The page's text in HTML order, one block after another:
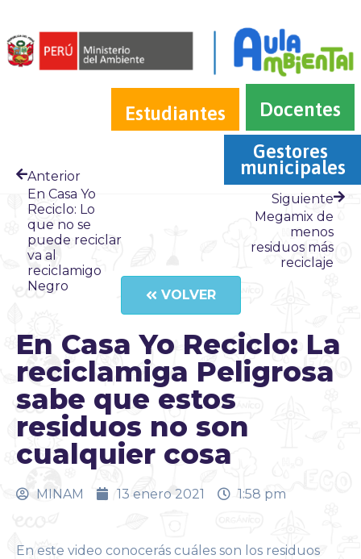
Estudiantes
Docentes
Gestores
municipales
Anterior
En Casa Yo
Reciclo: Lo
que no se
puede reciclar
va al
reciclamigo
Negro
Siguiente
Megamix de
menos
residuos más
reciclaje
VOLVER
En Casa Yo Reciclo: La
reciclamiga Peligrosa
sabe que estos
residuos no son
cualquier cosa
MINAM 13 enero 2021 1:58 pm
En este video conocerás cuáles son los residuos